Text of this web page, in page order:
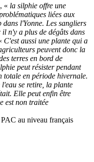
« la silphie offre une
liées aux
dans l'Yonne. Les sangliers
il n'y a plus de dégâts dans
C'est aussi une plante qui a
peuvent donc la
terres en bord de
peut résister pendant
totale en période hivernale.
se retire, la plante
Elle peut enfin être
est non traitée
au niveau français